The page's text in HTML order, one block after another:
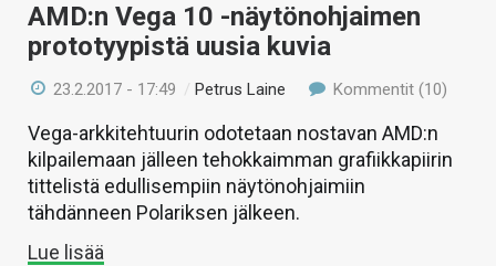
AMD:n Vega 10 -näytönohjaimen
prototyypistä uusia kuvia
23.2.2017 - 17:49 /Petrus Laine Kommentit (10)
Vega-arkkitehtuurin odotetaan nostavan AMD:n
kilpailemaan jälleen tehokkaimman grafiikkapiirin
tittelistä edullisempiin näytönohjaimiin
tähdänneen Polariksen jälkeen.
Lue lisää